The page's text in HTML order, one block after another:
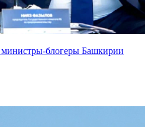
блогеры Башкирии